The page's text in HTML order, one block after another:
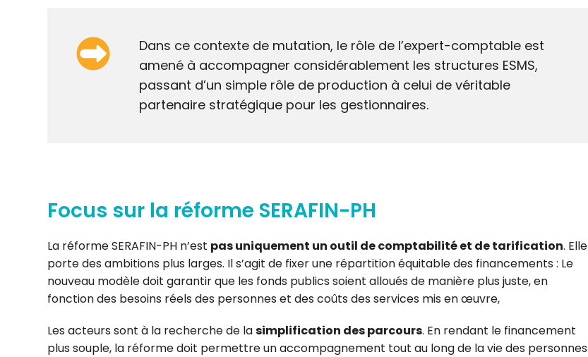
Dans ce contexte de mutation, le rôle de l’expert-comptable est
amené à accompagner considérablement les structures ESMS,
passant d’un simple rôle de production à celui de véritable
partenaire stratégique pour les gestionnaires.
Focus sur la réforme SERAFIN-PH
La réforme SERAFIN-PH n’est pas uniquement un outil de comptabilité et de tarification. Elle
porte des ambitions plus larges. Il s’agit de fixer une répartition équitable des financements : Le
nouveau modèle doit garantir que les fonds publics soient alloués de manière plus juste, en
fonction des besoins réels des personnes et des coûts des services mis en œuvre,
Les acteurs sont à la recherche de lasimplification des parcours. En rendant le financement
plus souple, la réforme doit permettre un accompagnement tout au long de la vie des personnes